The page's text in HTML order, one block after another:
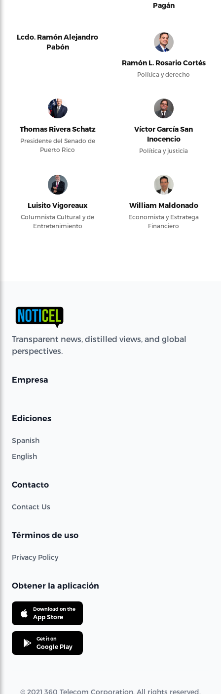
Pagán
Lcdo. Ramón Alejandro
Pabón
Ramón L. Rosario Cortés
Política y derecho
Thomas Rivera Schatz
Presidente del Senado de
Puerto Rico
Víctor García San
Inocencio
Política y justicia
Luisito Vigoreaux
Columnista Cultural y de
Entretenimiento
William Maldonado
Economista y Estratega
Financiero
Transparent news, distilled views, and global
perspectives.
Empresa
Ediciones
Spanish
English
Contacto
Contact Us
Términos de uso
Privacy Policy
Obtener la aplicación
Download on the
App Store
Get it on
Google Play
© 2021 360 Telecom Corporation. All rights reserved.